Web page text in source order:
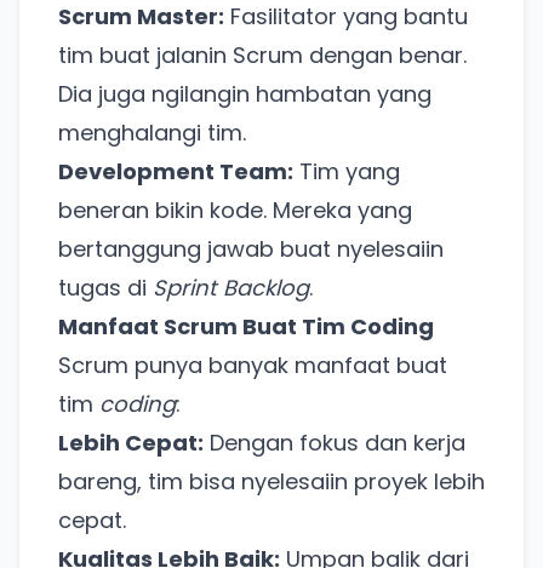
Scrum Master: Fasilitator yang bantu
tim buat jalanin Scrum dengan benar.
Dia juga ngilangin hambatan yang
menghalangi tim.
Development Team: Tim yang
beneran bikin kode. Mereka yang
bertanggung jawab buat nyelesaiin
tugas di Sprint Backlog.
Manfaat Scrum Buat Tim Coding
Scrum punya banyak manfaat buat
tim coding:
Lebih Cepat: Dengan fokus dan kerja
bareng, tim bisa nyelesaiin proyek lebih
cepat.
Kualitas Lebih Baik: Umpan balik dari